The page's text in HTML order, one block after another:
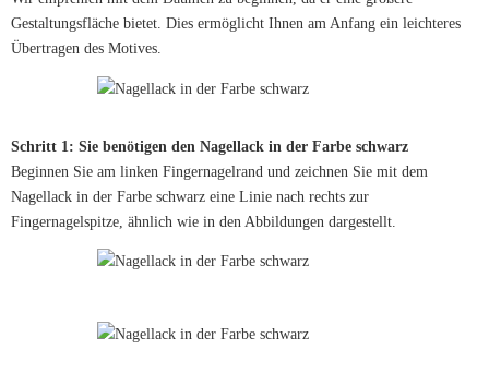
Gestaltungsfläche bietet. Dies ermöglicht Ihnen am Anfang ein leichteres
Übertragen des Motives.
Schritt 1: Sie benötigen den Nagellack in der Farbe schwarz
Beginnen Sie am linken Fingernagelrand und zeichnen Sie mit dem
Nagellack in der Farbe schwarz eine Linie nach rechts zur
Fingernagelspitze, ähnlich wie in den Abbildungen dargestellt.